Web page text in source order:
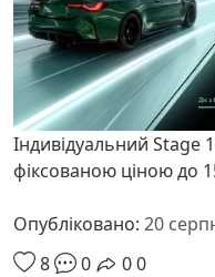
Індивідуальний Stage
фіксованою ціною до
Опубліковано: 20
8
0 00